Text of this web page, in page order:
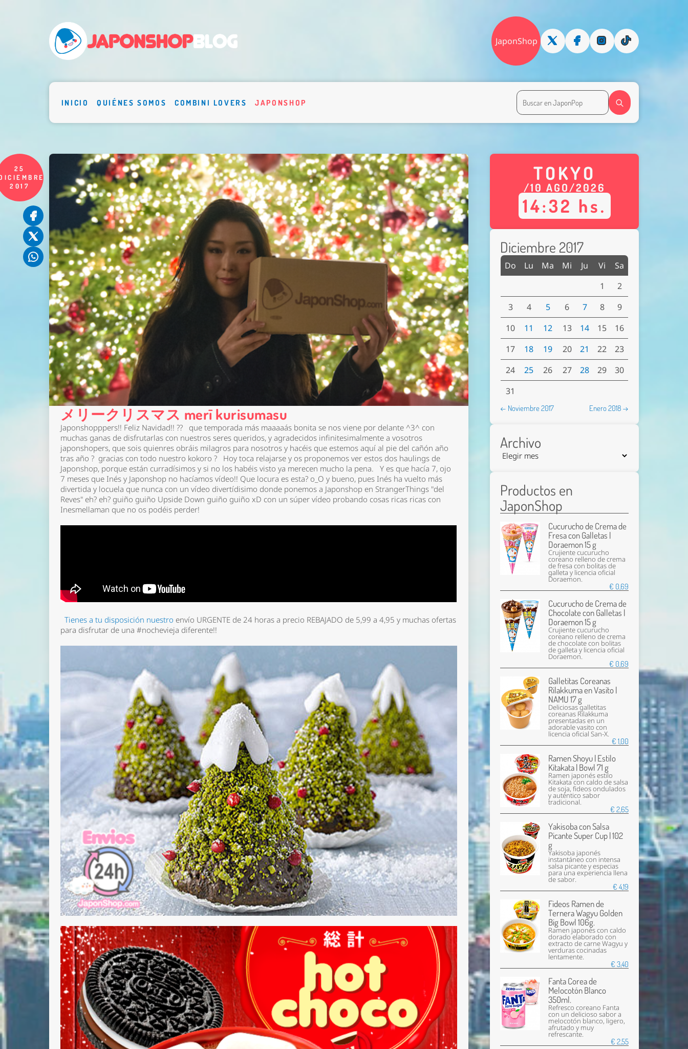
JaponShop
INICIO QUIÉNES SOMOS COMBINI LOVERS JAPONSHOP
25
2017
メリークリスマス merī kurisumasu
Japonshopppers!! Feliz Navidad!! ?? que temporada más maaaaás bonita se nos viene por delante ^3^ con
muchas ganas de disfrutarlas con nuestros seres queridos, y agradecidos infinitesimalmente a vosotros
japonshopers, que sois quienres obráis milagros para nosotros y hacéis que estemos aquí al pie del cañón año
tras año ? gracias con todo nuestro kokoro ? Hoy toca relajarse y os proponemos ver estos dos haulings de
Japonshop, porque están curradísimos y si no los habéis visto ya merecen mucho la pena. Y es que hacía 7, ojo
7 meses que Inés y Japonshop no hacíamos vídeo!! Que locura es esta? o_O y bueno, pues Inés ha vuelto más
divertida y locuela que nunca con un vídeo divertídisimo donde ponemos a Japonshop en StrangerThings "del
Reves" eh? eh? guiño guiño Upside Down guiño guiño xD con un súper vídeo probando cosas ricas ricas con
Inesmellaman que no os podéis perder!
Tienes a tu disposición nuestro envío URGENTE de 24 horas a precio REBAJADO de 5,99 a 4,95 y muchas ofertas
para disfrutar de una #nochevieja diferente!!
TOKYO
/10 AGO/2026
14:32 hs.
Diciembre 2017
Do Lu Ma Mi Ju Vi
Sa
1
2
3
4 5 6 7 8
9
10
11 12 13 14 15
16
17
18 19 20 21 22
23
24
25 26 27 28 29
30
31
← Noviembre 2017 Enero 2018 →
Archivo
Productos en
JaponShop
Cucurucho de Crema de
Fresa con Galletas |
Doraemon 15 g
Crujiente cucurucho
coreano relleno de crema
de fresa con bolitas de
galleta y licencia oficial
Doraemon.
€ 0,69
Cucurucho de Crema de
Chocolate con Galletas |
Doraemon 15 g
Crujiente cucurucho
coreano relleno de crema
de chocolate con bolitas
de galleta y licencia oficial
Doraemon.
€ 0,69
Galletitas Coreanas
Rilakkuma en Vasito |
NAMU 17 g
Deliciosas galletitas
coreanas Rilakkuma
presentadas en un
adorable vasito con
licencia oficial San-X.
€ 1,00
Ramen Shoyu | Estilo
Kitakata | Bowl 71 g
Ramen japonés estilo
Kitakata con caldo de salsa
de soja, fideos ondulados
y auténtico sabor
tradicional.
€ 2,65
Yakisoba con Salsa
Picante Super Cup | 102
g
Yakisoba japonés
instantáneo con intensa
salsa picante y especias
para una experiencia llena
de sabor.
€ 4,19
Fideos Ramen de
Ternera Wagyu Golden
Big Bowl 106g.
Ramen japonés con caldo
dorado elaborado con
extracto de carne Wagyu y
verduras cocinadas
lentamente.
€ 3,40
Fanta Corea de
Melocotón Blanco
350ml.
Refresco coreano Fanta
con un delicioso sabor a
melocotón blanco, ligero,
afrutado y muy
refrescante.
€ 2,55